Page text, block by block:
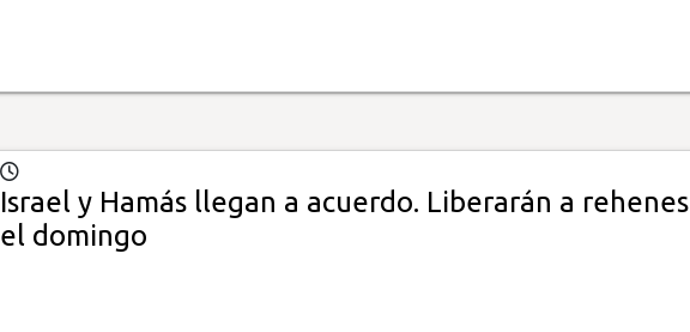
Israel y Hamás llegan a acuerdo. Liberarán a rehenes
el domingo